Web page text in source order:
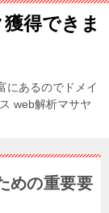
得できま
にあるのでドメイ
web解析マサヤ
めの重要要